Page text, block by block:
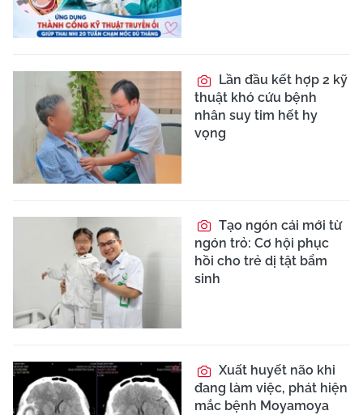
Lần đầu kết hợp 2 kỹ
thuật khó cứu bệnh
nhân suy tim hết hy
vọng
Tạo ngón cái mới từ
ngón trỏ: Cơ hội phục
hồi cho trẻ dị tật bẩm
sinh
Xuất huyết não khi
đang làm việc, phát hiện
mắc bệnh Moyamoya